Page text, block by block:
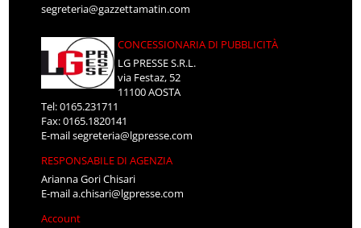
segreteria@gazzettamatin.com
CONCESSIONARIA DI PUBBLICITÀ
LG PRESSE S.R.L.
via Festaz, 52
11100 AOSTA
Tel: 0165.231711
Fax: 0165.1820141
E-mailsegreteria@lgpresse.com
RESPONSABILE DI AGENZIA
Arianna Gori Chisari
E-maila.chisari@lgpresse.com
Account